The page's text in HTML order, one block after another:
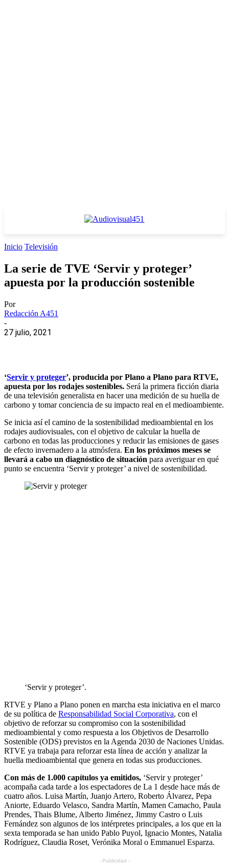
Inicio Televisión
La serie de TVE ‘Servir y proteger’
apuesta por la producción sostenible
Por
Redacción A451
-
27 julio, 2021
‘Servir y proteger’, producida por Plano a Plano para RTVE,
apuesta por los rodajes sostenibles. Será la primera ficción diaria
de una televisión generalista en hacer una medición de su huella de
carbono y tomar conciencia de su impacto real en el medioambiente.
Se inicia así el camino de la sostenibilidad medioambiental en los
rodajes audiovisuales, con el objetivo de calcular la huella de
carbono en todas las producciones y reducir las emisiones de gases
de efecto invernadero a la atmósfera. En los próximos meses se
llevará a cabo un diagnóstico de situación para averiguar en qué
punto se encuentra ‘Servir y proteger’ a nivel de sostenibilidad.
‘Servir y proteger’.
RTVE y Plano a Plano ponen en marcha esta iniciativa en el marco
de su política de Responsabilidad Social Corporativa, con el
objetivo de reforzar su compromiso con la sostenibilidad
medioambiental y como respuesta a los Objetivos de Desarrollo
Sostenible (ODS) previstos en la Agenda 2030 de Naciones Unidas.
RTVE ya trabaja para reforzar esta línea de acción y analizar la
huella medioambiental que genera en todas sus producciones.
Con más de 1.000 capítulos ya emitidos, ‘Servir y proteger’
acompaña cada tarde a los espectadores de La 1 desde hace más de
cuatro años. Luisa Martín, Juanjo Artero, Roberto Álvarez, Pepa
Aniorte, Eduardo Velasco, Sandra Martín, Mamen Camacho, Paula
Prendes, Thais Blume, Alberto Jiménez, Jimmy Castro o Luis
Fernández son algunos de los intérpretes principales, a los que en la
sexta temporada se han unido Pablo Puyol, Ignacio Montes, Natalia
Rodríguez, Claudia Roset, Verónika Moral o Emmanuel Esparza.
- Publicidad -